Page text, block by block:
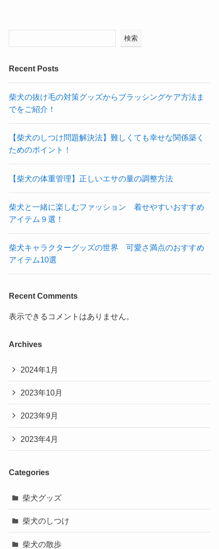
検索
Recent Posts
柴犬の抜け毛の対策グッズからブラッシングケア方法ま
でをご紹介！
【柴犬のしつけ問題解決法】難しくても幸せな関係築く
ためのポイント！
【柴犬の体重管理】正しいエサの量の調整方法
柴犬と一緒に楽しむファッション 着せやすいおすすめ
アイテム９選！
柴犬キャラクターグッズの世界 可愛さ満点のおすすめ
アイテム10選
Recent Comments
表示できるコメントはありません。
Archives
2024年1月
2023年10月
2023年9月
2023年4月
Categories
柴犬グッズ
柴犬のしつけ
柴犬の散歩